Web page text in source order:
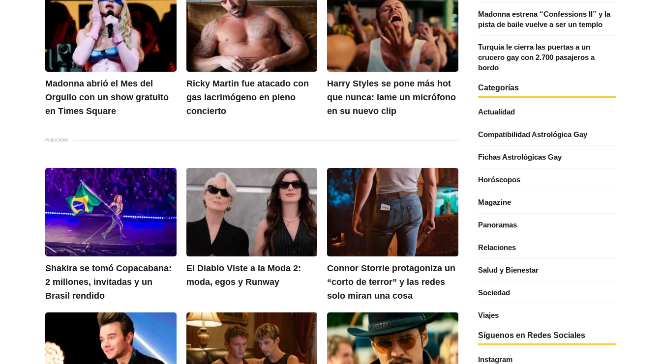
Madonna abrió el Mes del
Orgullo con un show gratuito
en Times Square
Ricky Martin fue atacado con
gas lacrimógeno en pleno
concierto
Harry Styles se pone más hot
que nunca: lame un micrófono
en su nuevo clip
PUBLICIDAD
Shakira se tomó Copacabana:
2 millones, invitadas y un
Brasil rendido
El Diablo Viste a la Moda 2:
moda, egos y Runway
Connor Storrie protagoniza un
“corto de terror” y las redes
solo miran una cosa
Madonna estrena “Confessions II” y la
pista de baile vuelve a ser un templo
Turquía le cierra las puertas a un
crucero gay con 2.700 pasajeros a
bordo
Categorías
Actualidad
Compatibilidad Astrológica Gay
Fichas Astrológicas Gay
Horóscopos
Magazine
Panoramas
Relaciones
Salud y Bienestar
Sociedad
Viajes
Síguenos en Redes Sociales
Instagram